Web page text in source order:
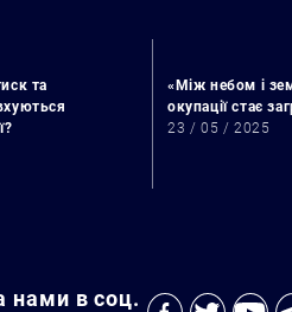
та
«Між небом і
окупації стає
23 / 05 / 2025
нами в соц.